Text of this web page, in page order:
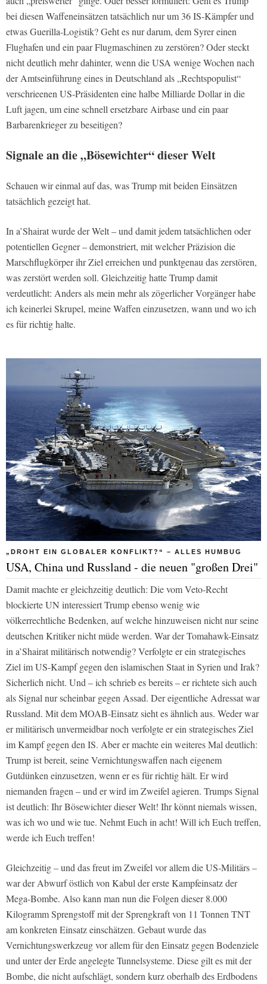
bei diesen Waffeneinsätzen tatsächlich nur um 36 IS-Kämpfer und
etwas Guerilla-Logistik? Geht es nur darum, dem Syrer einen
Flughafen und ein paar Flugmaschinen zu zerstören? Oder steckt
nicht deutlich mehr dahinter, wenn die USA wenige Wochen nach
der Amtseinführung eines in Deutschland als „Rechtspopulist“
verschrieenen US-Präsidenten eine halbe Milliarde Dollar in die
Luft jagen, um eine schnell ersetzbare Airbase und ein paar
Barbarenkrieger zu beseitigen?
Signale an die „Bösewichter“ dieser Welt
Schauen wir einmal auf das, was Trump mit beiden Einsätzen
tatsächlich gezeigt hat.
In a’Shairat wurde der Welt – und damit jedem tatsächlichen oder
potentiellen Gegner – demonstriert, mit welcher Präzision die
Marschflugkörper ihr Ziel erreichen und punktgenau das zerstören,
was zerstört werden soll. Gleichzeitig hatte Trump damit
verdeutlicht: Anders als mein mehr als zögerlicher Vorgänger habe
ich keinerlei Skrupel, meine Waffen einzusetzen, wann und wo ich
es für richtig halte.
„DROHT EIN GLOBALER KONFLIKT?“ – ALLES HUMBUG
USA, China und Russland - die neuen "großen Drei"
Damit machte er gleichzeitig deutlich: Die vom Veto-Recht
blockierte UN interessiert Trump ebenso wenig wie
völkerrechtliche Bedenken, auf welche hinzuweisen nicht nur seine
deutschen Kritiker nicht müde werden. War der Tomahawk-Einsatz
in a’Shairat militärisch notwendig? Verfolgte er ein strategisches
Ziel im US-Kampf gegen den islamischen Staat in Syrien und Irak?
Sicherlich nicht. Und – ich schrieb es bereits – er richtete sich auch
als Signal nur scheinbar gegen Assad. Der eigentliche Adressat war
Russland. Mit dem MOAB-Einsatz sieht es ähnlich aus. Weder war
er militärisch unvermeidbar noch verfolgte er ein strategisches Ziel
im Kampf gegen den IS. Aber er machte ein weiteres Mal deutlich:
Trump ist bereit, seine Vernichtungswaffen nach eigenem
Gutdünken einzusetzen, wenn er es für richtig hält. Er wird
niemanden fragen – und er wird im Zweifel agieren. Trumps Signal
ist deutlich: Ihr Bösewichter dieser Welt! Ihr könnt niemals wissen,
was ich wo und wie tue. Nehmt Euch in acht! Will ich Euch treffen,
werde ich Euch treffen!
Gleichzeitig – und das freut im Zweifel vor allem die US-Militärs –
war der Abwurf östlich von Kabul der erste Kampfeinsatz der
Mega-Bombe. Also kann man nun die Folgen dieser 8.000
Kilogramm Sprengstoff mit der Sprengkraft von 11 Tonnen TNT
am konkreten Einsatz einschätzen. Gebaut wurde das
Vernichtungswerkzeug vor allem für den Einsatz gegen Bodenziele
und unter der Erde angelegte Tunnelsysteme. Diese gilt es mit der
Bombe, die nicht aufschlägt, sondern kurz oberhalb des Erdbodens